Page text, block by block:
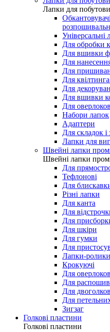
Лапки для
Універсальні
Для обробки
Для вшивки
Для
Для
Для
Для
Для вшивки
Для оверлоков
Набори лапок
Адаптери
Для складок і
Лапки для
Швейні лапки
Швейні лапки
Для
Тефлонові
Для
Різні лапки
Для канта
Для
Для
Для шкіри
Для гумки
Для
Лапки-ролики
Крокуючі
Для оверлоков
Для
Для
Для
Зигзаг
Голкові пластини
Голкові пластини